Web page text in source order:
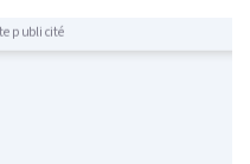
publicité